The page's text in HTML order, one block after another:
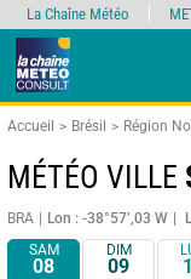
Accueil Brésil Région
MÉTÉO VILLE
BRA Lon : -38°57’,03 W
SAM
08
DIM
09
La Chaîne Météo